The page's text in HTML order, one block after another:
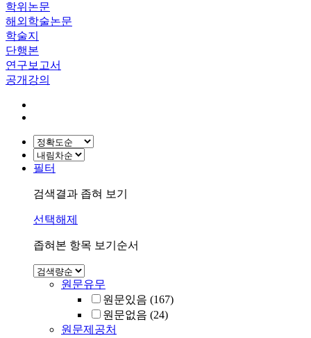
학위논문
해외학술논문
학술지
단행본
연구보고서
공개강의
필터
검색결과 좁혀 보기
선택해제
좁혀본 항목 보기순서
원문유무
원문있음 (167)
원문없음 (24)
원문제공처